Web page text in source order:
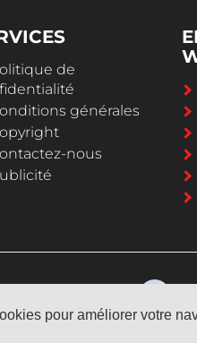
pour améliorer votre
de
générales
nous